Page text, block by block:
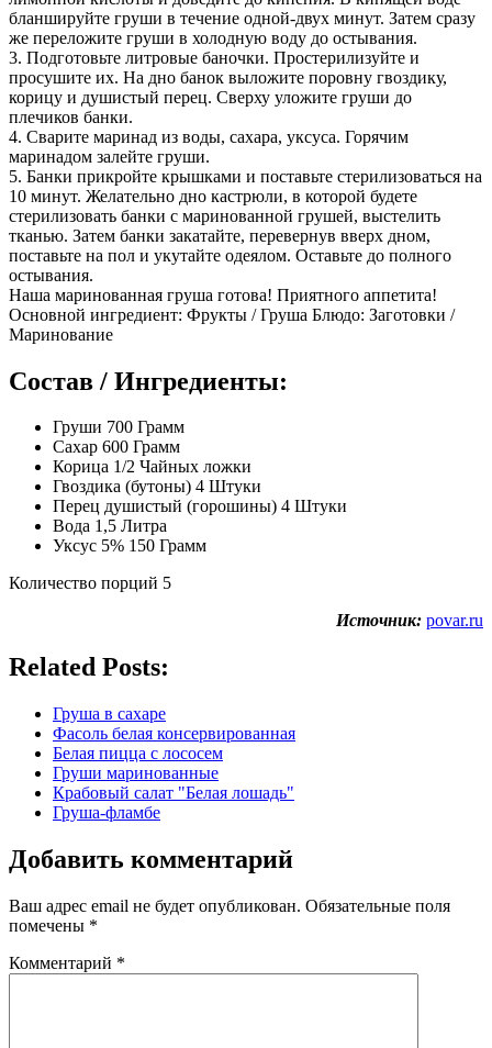
бланшируйте груши в течение одной-двух минут. Затем сразу
же переложите груши в холодную воду до остывания.
3. Подготовьте литровые баночки. Простерилизуйте и
просушите их. На дно банок выложите поровну гвоздику,
корицу и душистый перец. Сверху уложите груши до
плечиков банки.
4. Сварите маринад из воды, сахара, уксуса. Горячим
маринадом залейте груши.
5. Банки прикройте крышками и поставьте стерилизоваться на
10 минут. Желательно дно кастрюли, в которой будете
стерилизовать банки с маринованной грушей, выстелить
тканью. Затем банки закатайте, перевернув вверх дном,
поставьте на пол и укутайте одеялом. Оставьте до полного
остывания.
Наша маринованная груша готова! Приятного аппетита!
Основной ингредиент: Фрукты / Груша Блюдо: Заготовки /
Маринование
Состав / Ингредиенты:
Груши 700 Грамм
Сахар 600 Грамм
Корица 1/2 Чайных ложки
Гвоздика (бутоны) 4 Штуки
Перец душистый (горошины) 4 Штуки
Вода 1,5 Литра
Уксус 5% 150 Грамм
Количество порций 5
Источник: povar.ru
Related Posts:
Груша в сахаре
Фасоль белая консервированная
Белая пицца с лососем
Груши маринованные
Крабовый салат "Белая лошадь"
Груша-фламбе
Добавить комментарий
Ваш адрес email не будет опубликован. Обязательные поля
помечены *
Комментарий *